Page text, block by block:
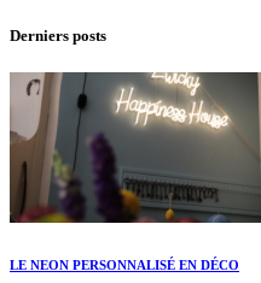
Derniers posts
LE NEON PERSONNALISÉ EN DÉCO